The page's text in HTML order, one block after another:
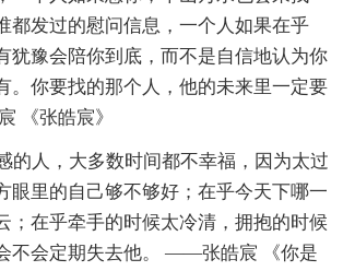
都发过的慰问信息，一个人如果在乎
犹豫会陪你到底，而不是自信地认为你
。你要找的那个人，他的未来里一定要
《张皓宸》
的人，大多数时间都不幸福，因为太过
眼里的自己够不够好；在乎今天下哪一
；在乎牵手的时候太冷清，拥抱的时候
不会定期失去他。 ——张皓宸 《你是